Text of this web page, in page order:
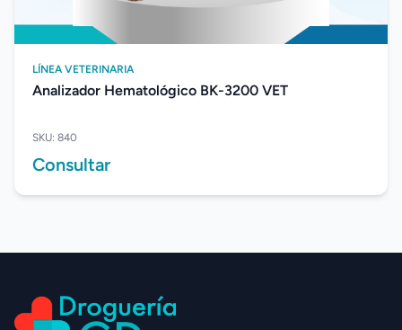
LÍNEA VETERINARIA
Analizador Hematológico BK-3200 VET
SKU: 840
Consultar